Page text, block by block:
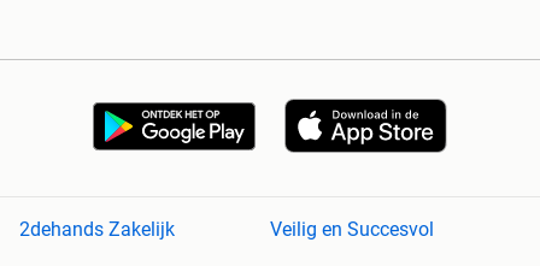
2dehands Zakelijk
Veilig en Succesvol